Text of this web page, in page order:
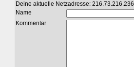
Deine aktuelle Netzadresse: 216.73.216.236
Name
Kommentar